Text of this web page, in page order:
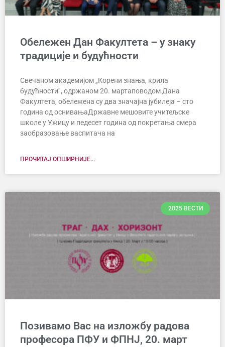
Обележен Дан Факултета – у знаку
традиције и будућности
Свечаном академијом „Корени знања, крила
будућностиˮ, одржаном 20. мартаповодом Дана
Факултета, обележена су два значајна јубилеја – сто
година од оснивањаДржавне мешовите учитељске
школе у Ужицу и педесет година од покретања смера
заобразовање васпитача на
ПРОЧИТАЈ ОПШИРНИЈЕ...
2025 ВЕСТИ
Позивамо Вас на изложбу радова
професора ПФУ и ФПНЈ, 20. март